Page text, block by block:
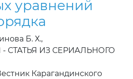
уравнений
Б. Х.,
- СТАТЬЯ ИЗ СЕРИАЛЬНОГО
Карагандинского